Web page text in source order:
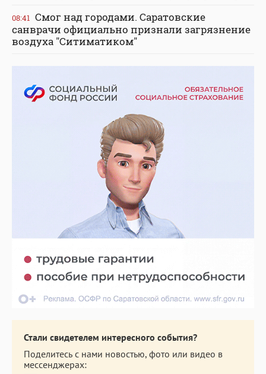
08:41 Смог над городами. Саратовские
санврачи официально признали загрязнение
воздуха "Ситиматиком"
Стали свидетелем интересного события?
Поделитесь с нами новостью, фото или видео в
мессенджерах: